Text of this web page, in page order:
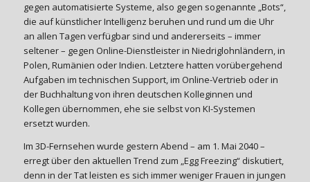
gegen automatisierte Systeme, also gegen sogenannte „Bots“,
die auf künstlicher Intelligenz beruhen und rund um die Uhr
an allen Tagen verfügbar sind und andererseits – immer
seltener – gegen Online-Dienstleister in Niedriglohnländern, in
Polen, Rumänien oder Indien. Letztere hatten vorübergehend
Aufgaben im technischen Support, im Online-Vertrieb oder in
der Buchhaltung von ihren deutschen Kolleginnen und
Kollegen übernommen, ehe sie selbst von KI-Systemen
ersetzt wurden.
Im 3D-Fernsehen wurde gestern Abend – am 1. Mai 2040 –
erregt über den aktuellen Trend zum „Egg Freezing“ diskutiert,
denn in der Tat leisten es sich immer weniger Frauen in jungen